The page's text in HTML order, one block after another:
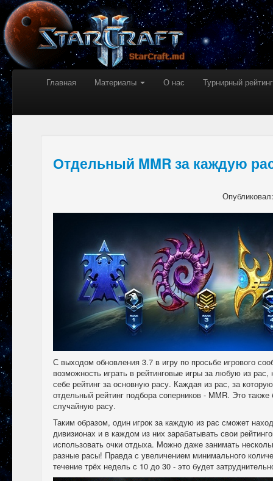
Главная Материалы О нас Турнирный рейтинг
Отдельный MMR за каждую
С выходом обновления 3.7 в игру по просьбе игрового
возможность играть в рейтинговые игры за любую из рас,
себе рейтинг за основную расу. Каждая из рас, за
отдельный рейтинг подбора соперников - MMR. Это
случайную расу.
Таким образом, один игрок за каждую из рас сможет
дивизионах и в каждом из них зарабатывать свои
использовать очки отдыха. Можно даже занимать
разные расы! Правда с увеличением минимального
течение трёх недель с 10 до 30 - это будет